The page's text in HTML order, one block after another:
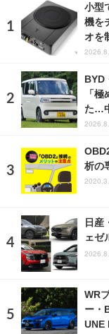
小型
機を
オを
BYD
「
た…
析の
日産
ェゼ
WR
ー・
UNE